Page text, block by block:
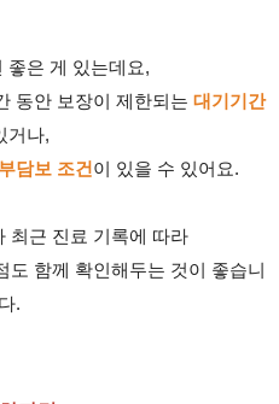
좋은 게 있는데요,
동안 보장이 제한되는 대기기간
거나,
부담보 조건이 있을 수 있어요.
최근 진료 기록에 따라
도 함께 확인해두는 것이 좋습니
다.